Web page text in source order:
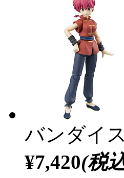
バンダイ
¥7,420(税